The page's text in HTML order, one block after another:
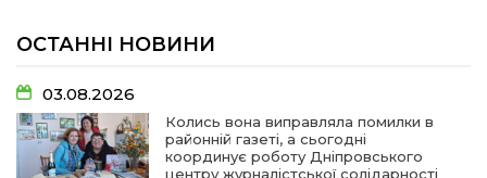
ОСТАННІ НОВИНИ
03.08.2026
Колись вона виправляла помилки в
районній газеті, а сьогодні
координує роботу Дніпровського
центру журналістської солідарності